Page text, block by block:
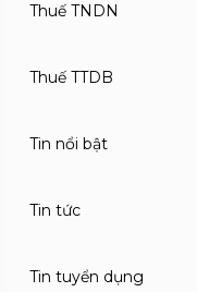
Thuế TNDN
Thuế TTDB
Tin nổi bật
Tin tức
Tin tuyển dụng